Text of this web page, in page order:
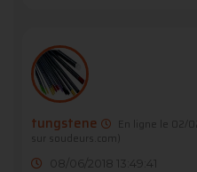
tungstene En ligne le 02/
sur soudeurs.com)
08/06/2018 13:49:41